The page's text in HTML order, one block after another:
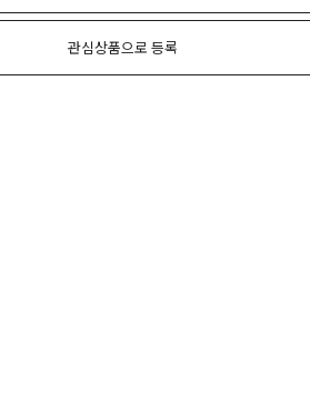
관심상품으로 등록